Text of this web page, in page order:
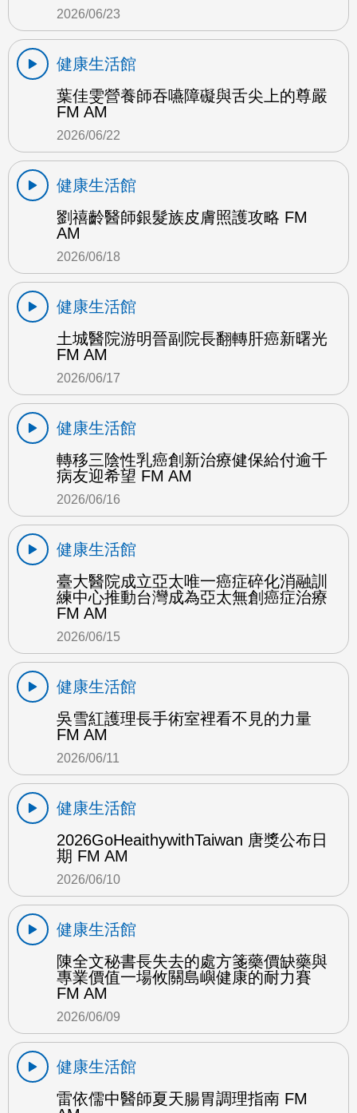
2026/06/23
健康生活館
葉佳雯營養師吞嚥障礙與舌尖上的尊嚴
FM AM
2026/06/22
健康生活館
劉禧齡醫師銀髮族皮膚照護攻略 FM
AM
2026/06/18
健康生活館
土城醫院游明晉副院長翻轉肝癌新曙光
FM AM
2026/06/17
健康生活館
轉移三陰性乳癌創新治療健保給付逾千
病友迎希望 FM AM
2026/06/16
健康生活館
臺大醫院成立亞太唯一癌症碎化消融訓
練中心推動台灣成為亞太無創癌症治療
FM AM
2026/06/15
健康生活館
吳雪紅護理長手術室裡看不見的力量
FM AM
2026/06/11
健康生活館
2026GoHeaithywithTaiwan 唐獎公布日
期 FM AM
2026/06/10
健康生活館
陳全文秘書長失去的處方箋藥價缺藥與
專業價值一場攸關島嶼健康的耐力賽
FM AM
2026/06/09
健康生活館
雷依儒中醫師夏天腸胃調理指南 FM